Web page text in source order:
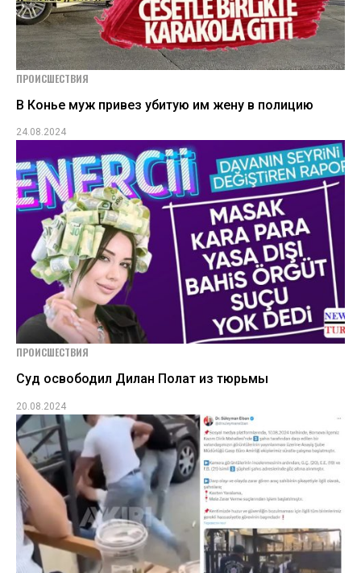
ПРОИСШЕСТВИЯ
В Конье муж привез убитую им жену в полицию
24.08.2024
ПРОИСШЕСТВИЯ
Суд освободил Дилан Полат из тюрьмы
20.08.2024